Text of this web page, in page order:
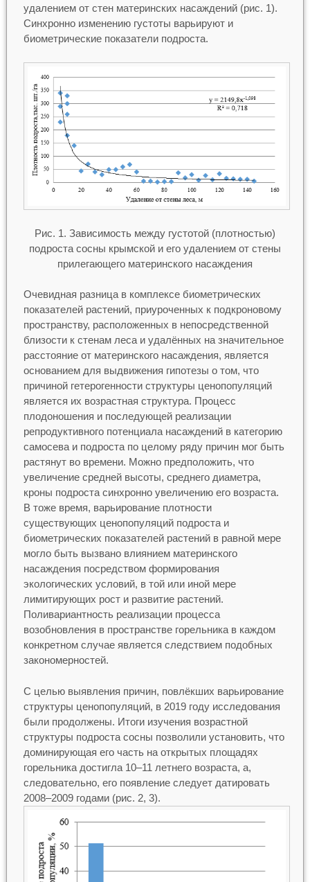
удалением от стен материнских насаждений (рис. 1).
Синхронно изменению густоты варьируют и
биометрические показатели подроста.
Рис. 1. Зависимость между густотой (плотностью)
подроста сосны крымской и его удалением от стены
прилегающего материнского насаждения
Очевидная разница в комплексе биометрических
показателей растений, приуроченных к подкроновому
пространству, расположенных в непосредственной
близости к стенам леса и удалённых на значительное
расстояние от материнского насаждения, является
основанием для выдвижения гипотезы о том, что
причиной гетерогенности структуры ценопопуляций
является их возрастная структура. Процесс
плодоношения и последующей реализации
репродуктивного потенциала насаждений в категорию
самосева и подроста по целому ряду причин мог быть
растянут во времени. Можно предположить, что
увеличение средней высоты, среднего диаметра,
кроны подроста синхронно увеличению его возраста.
В тоже время, варьирование плотности
существующих ценопопуляций подроста и
биометрических показателей растений в равной мере
могло быть вызвано влиянием материнского
насаждения посредством формирования
экологических условий, в той или иной мере
лимитирующих рост и развитие растений.
Поливариантность реализации процесса
возобновления в пространстве горельника в каждом
конкретном случае является следствием подобных
закономерностей.
С целью выявления причин, повлёкших варьирование
структуры ценопопуляций, в 2019 году исследования
были продолжены. Итоги изучения возрастной
структуры подроста сосны позволили установить, что
доминирующая его часть на открытых площадях
горельника достигла 10–11 летнего возраста, а,
следовательно, его появление следует датировать
2008–2009 годами (рис. 2, 3).